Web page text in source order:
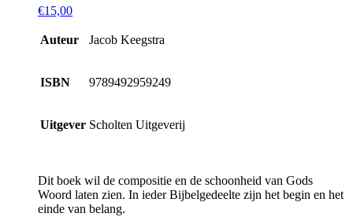
€15,00
Auteur Jacob Keegstra
ISBN 9789492959249
Uitgever Scholten Uitgeverij
Dit boek wil de compositie en de schoonheid van Gods
Woord laten zien. In ieder Bijbelgedeelte zijn het begin en het
einde van belang.